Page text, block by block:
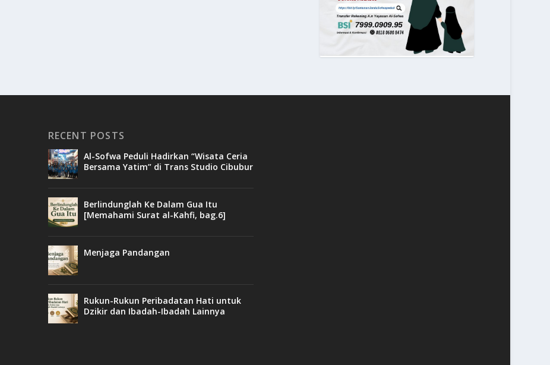
RECENT POSTS
Al-Sofwa Peduli Hadirkan “Wisata Ceria
Bersama Yatim” di Trans Studio Cibubur
Berlindunglah Ke Dalam Gua Itu
[Memahami Surat al-Kahfi, bag.6]
Menjaga Pandangan
Rukun-Rukun Peribadatan Hati untuk
Dzikir dan Ibadah-Ibadah Lainnya